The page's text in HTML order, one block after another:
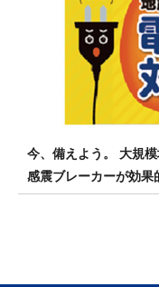
今、備えよう。 大規
感震ブレーカーが効果